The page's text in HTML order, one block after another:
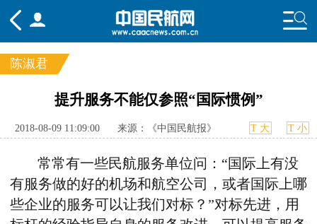
国内 国际
行业
陈淑君
提升服务不能仅参照“国际惯例”
2018-08-09 11:09:00 来源：《中国民航报》 T 大 T 小
常常有一些民航服务单位问：“国际上有没
有服务做的好的机场和航空公司，或者国际上哪
些企业的服务可以让我们对标？”对标先进，用